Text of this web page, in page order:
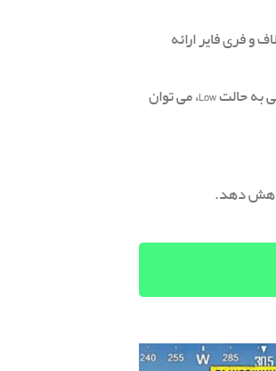
و فری فایر ارائه
: برای بهبود مصرف اینترنت پابجی و کالاف و فری فایر گرافیک را به Low یا Medium تنظیم کنید. با کاهش گرافیک پابجی به حالت Low، می توان